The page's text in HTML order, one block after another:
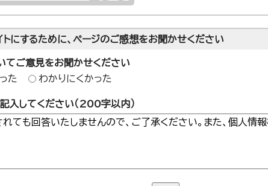
トにするために、ページのご感想をお聞かせください
てご意見をお聞かせください
た
わかりにくかった
入してください（200字以内）